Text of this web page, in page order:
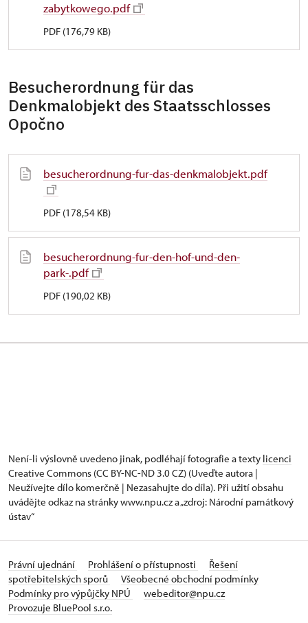
zabytkowego.pdf
PDF (176,79 KB)
Besucherordnung für das
Denkmalobjekt des Staatsschlosses
Opočno
besucherordnung-fur-das-denkmalobjekt.pdf
PDF (178,54 KB)
besucherordnung-fur-den-hof-und-den-
park-.pdf
PDF (190,02 KB)
Není-li výslovně uvedeno jinak, podléhají fotografie a texty licenci
Creative Commons (CC BY-NC-ND 3.0 CZ) (Uveďte autora |
Neužívejte dílo komerčně | Nezasahujte do díla). Při užití obsahu
uvádějte odkaz na stránky www.npu.cz a „zdroj: Národní památkový
ústav“
Právní ujednání Prohlášení o přístupnosti
Řešení
spotřebitelských sporů
Všeobecné obchodní podmínky
Podmínky pro výpůjčky NPÚ
webeditor@npu.cz
Provozuje BluePool s.r.o.